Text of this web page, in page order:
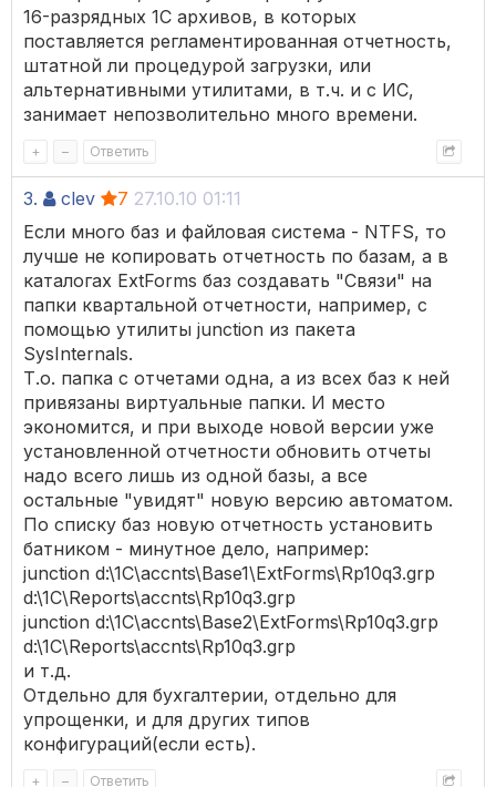
16-разрядных 1С архивов, в которых
поставляется регламентированная отчетность,
штатной ли процедурой загрузки, или
альтернативными утилитами, в т.ч. и с ИС,
занимает непозволительно много времени.
+ – Ответить
3. clev 7 27.10.10 01:11
Если много баз и файловая система - NTFS, то
лучше не копировать отчетность по базам, а в
каталогах ExtForms баз создавать "Связи" на
папки квартальной отчетности, например, с
помощью утилиты junction из пакета
SysInternals.
Т.о. папка с отчетами одна, а из всех баз к ней
привязаны виртуальные папки. И место
экономится, и при выходе новой версии уже
установленной отчетности обновить отчеты
надо всего лишь из одной базы, а все
остальные "увидят" новую версию автоматом.
По списку баз новую отчетность установить
батником - минутное дело, например:
junction d:\1C\accnts\Base1\ExtForms\Rp10q3.grp
d:\1C\Reports\accnts\Rp10q3.grp
junction d:\1C\accnts\Base2\ExtForms\Rp10q3.grp
d:\1C\Reports\accnts\Rp10q3.grp
и т.д.
Отдельно для бухгалтерии, отдельно для
упрощенки, и для других типов
конфигураций(если есть).
+ – Ответить